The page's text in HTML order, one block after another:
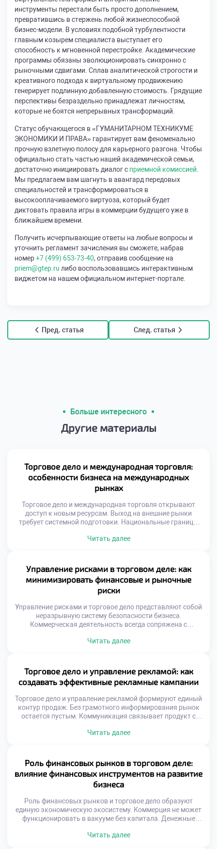
инструменты перестали быть просто дополнением,
превратившись в стержень любой жизнеспособной
бизнес-модели. В условиях подобной турбулентности
главным козырем специалиста выступает его
способность к мгновенной перестройке. Академические
программы обязаны эволюционировать синхронно с
рыночными сдвигами. Сплав аналитической строгости и
креативного подхода к виртуальному продвижению
генерирует подлинную добавленную стоимость. Грядущие
перспективы безраздельно принадлежат личностям,
которые не боятся непрерывных трансформаций.
Статус обучающегося в «ГУМАНИТАРНОМ ТЕХНИКУМЕ
ЭКОНОМИКИ И ПРАВА» гарантирует вам феноменально
прочную взлетную полосу для карьерного разгона. Чтобы
официально стать частью нашей академической семьи,
достаточно инициировать диалог с приемной комиссией
Мы предлагаем вам шагнуть в авангард передовых
специальностей и трансформироваться в
высокооплачиваемого виртуоза, который будет
диктовать правила игры в коммерции будущего уже в
ближайшем времени.
Получить исчерпывающие ответы на любые вопросы и
уточнить регламент зачисления вы сможете, набрав
номер+7 (499) 653-73-40, отправив сообщение на
priem@gtep.ru либо воспользовавшись интерактивным
виджетом на нашем официальном интернет-портале.
Пред. статья След. статья
Больше интересного
Другие материалы
Торговое дело и международная торговля:
особенности бизнеса на международных
рынках
Торговое дело и международная торговля открывают
доступ к новым ресурсам. Выход на внешние рынки
требует системной подготовки. Национальные границы
создает уникальные возможности для роста. Успех
популярно дома, может не сработать за рубежом.
Понимание менталитета иностранного […]
Читать далее
Управление рисками в торговом деле: как
минимизировать финансовые и рыночные
риски
Управление рисками и торговое дело представляют собой
неразрывную систему безопасности бизнеса.
Коммерческая деятельность всегда сопряжена с
угроз ведет к неизбежным потерям капитала.
предприятия надежно. Риски делятся на финансовые
рыночные и операционные. Каждый тип требует
уникальных методов нейтрализации. Безопасность
торговли строится на […]
Читать далее
Торговое дело и управление рекламой: как
создавать эффективные рекламные кампании
Торговое дело и управление рекламой формируют единый
контур продаж. Без грамотного информирования рынок
остается пустым. Коммуникация связывает продукт с
стратегического распределения ресурсов. Хаотичные
показателями. Творчество подчиняется коммерческим
целям бизнеса. Эмоциональный резонанс усиливает
рациональные аргументы. Целостность образа важнее
отдельных креативов. Успех приходит […]
Читать далее
Роль финансовых рынков в торговом деле:
влияние финансовых инструментов на развитие
бизнеса
Роль финансовых рынков и торговое дело образуют
единую экономическую экосистему. Коммерция не может
функционировать в вакууме без капитала. Денежные
Финансовые инструменты служат кровеносной системой
Читать далее